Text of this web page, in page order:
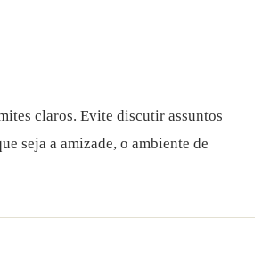
claros. Evite discutir assuntos
seja a amizade, o ambiente de